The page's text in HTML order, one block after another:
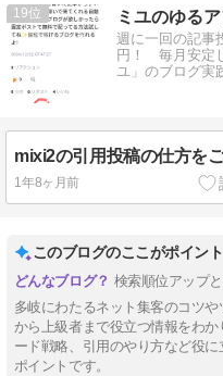
19 ミユのゆる
週に一回の記事
円！ 毎月安定
ユ」のブログ実
mixi2の引用投稿の仕方をご
1年8ヶ月前
このブログのここがポイント
検索順位アップ
多岐にわたるネット集客のコツ
から上級者まで役立つ情報をわ
ード戦略、引用のやり方など役
ポイントです。